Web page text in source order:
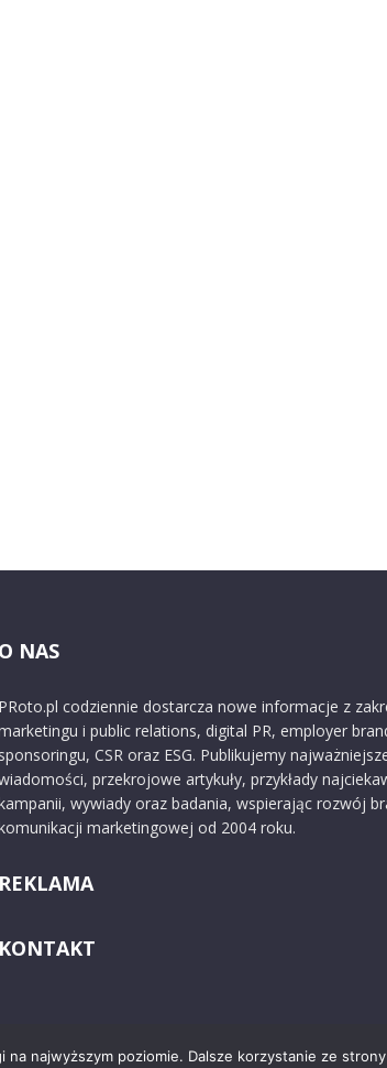
O NAS
PRoto.pl codziennie dostarcza nowe informacje z
i public relations, digital PR, employer
sponsoringu, CSR oraz ESG. Publikujemy
przekrojowe artykuły, przykłady
wywiady oraz badania, wspierając rozwój
marketingowej od 2004 roku.
REKLAMA
KONTAKT
na najwyższym poziomie. Dalsze korzystanie ze